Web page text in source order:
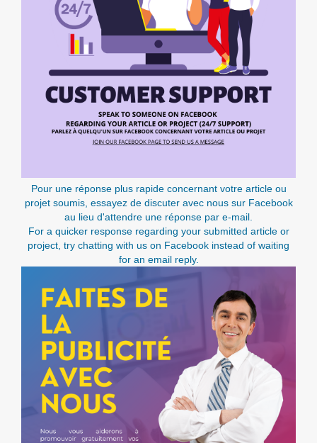
Pour une réponse plus rapide concernant votre article ou
projet soumis, essayez de discuter avec nous sur Facebook
au lieu d'attendre une réponse par e-mail.
For a quicker response regarding your submitted article or
project, try chatting with us on Facebook instead of waiting
for an email reply.